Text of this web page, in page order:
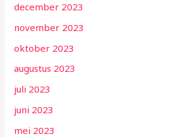
december 2023
november 2023
oktober 2023
augustus 2023
juli 2023
juni 2023
mei 2023